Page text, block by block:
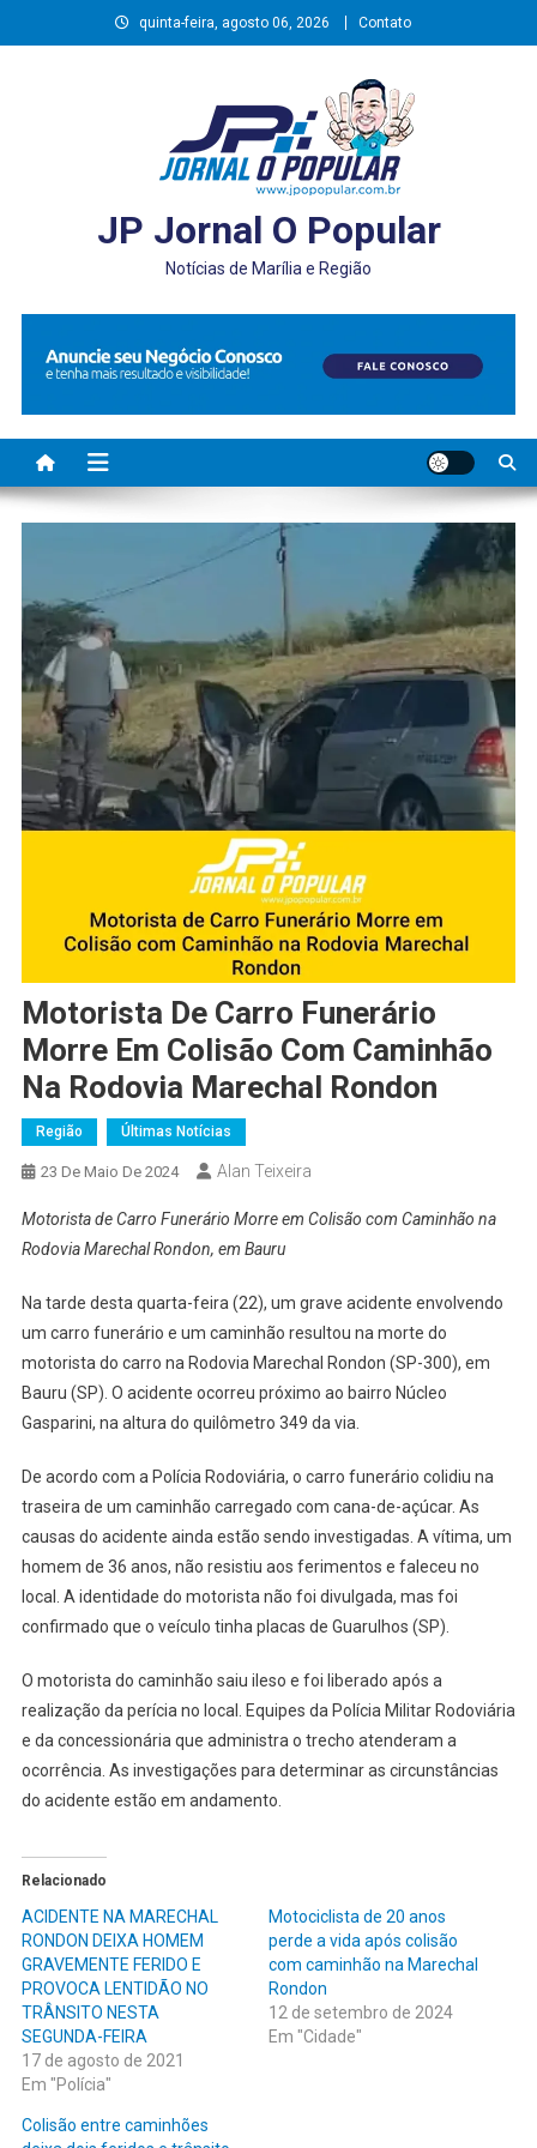
to
quinta-feira, agosto 06, 2026 Contato
JP Jornal O Popular
Notícias de Marília e Região
Motorista De Carro Funerário
Morre Em Colisão Com Caminhão
Na Rodovia Marechal Rondon
Região Últimas Notícias
23 De Maio De 2024 Alan Teixeira
Motorista de Carro Funerário Morre em Colisão com Caminhão na
Rodovia Marechal Rondon, em Bauru
Na tarde desta quarta-feira (22), um grave acidente envolvendo
um carro funerário e um caminhão resultou na morte do
motorista do carro na Rodovia Marechal Rondon (SP-300), em
Bauru (SP). O acidente ocorreu próximo ao bairro Núcleo
Gasparini, na altura do quilômetro 349 da via.
De acordo com a Polícia Rodoviária, o carro funerário colidiu na
traseira de um caminhão carregado com cana-de-açúcar. As
causas do acidente ainda estão sendo investigadas. A vítima, um
homem de 36 anos, não resistiu aos ferimentos e faleceu no
local. A identidade do motorista não foi divulgada, mas foi
confirmado que o veículo tinha placas de Guarulhos (SP).
O motorista do caminhão saiu ileso e foi liberado após a
realização da perícia no local. Equipes da Polícia Militar Rodoviária
e da concessionária que administra o trecho atenderam a
ocorrência. As investigações para determinar as circunstâncias
do acidente estão em andamento.
Relacionado
ACIDENTE NA MARECHAL
RONDON DEIXA HOMEM
GRAVEMENTE FERIDO E
PROVOCA LENTIDÃO NO
TRÂNSITO NESTA
SEGUNDA-FEIRA
17 de agosto de 2021
Em "Polícia"
Motociclista de 20 anos
perde a vida após colisão
com caminhão na Marechal
Rondon
12 de setembro de 2024
Em "Cidade"
Colisão entre caminhões